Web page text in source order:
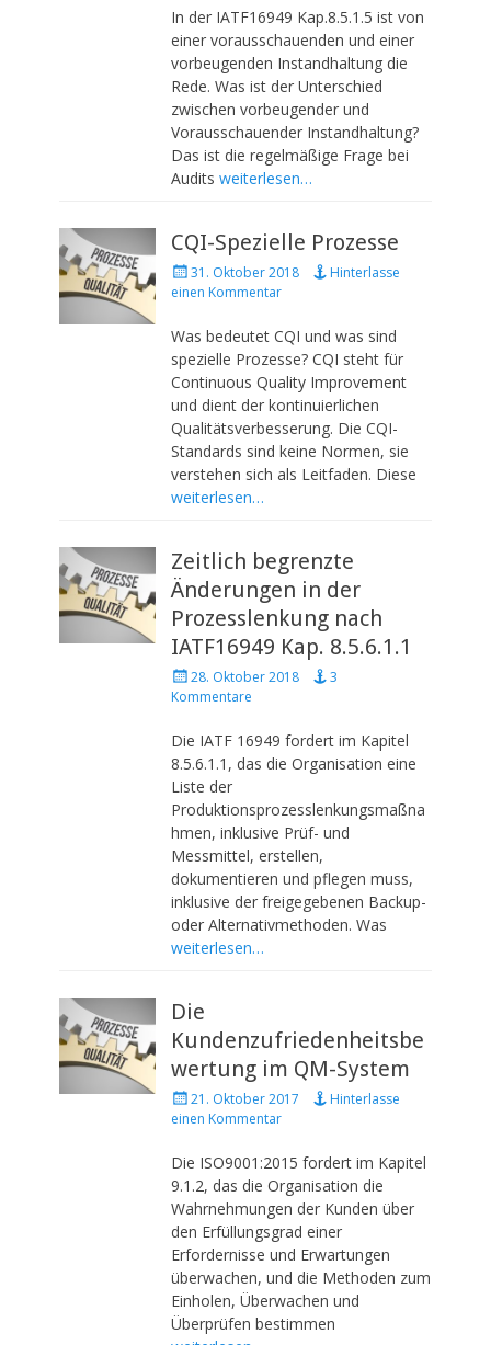
t
d
o
n
In der IATF16949 Kap.8.5.1.5 ist von
einer vorausschauenden und einer
vorbeugenden Instandhaltung die
Rede. Was ist der Unterschied
zwischen vorbeugender und
Vorausschauender Instandhaltung?
Das ist die regelmäßige Frage bei
Audits weiterlesen…
CQI-Spezielle Prozesse
P
o
t
d
o
n
31. Oktober 2018
Hinterlasse
einen Kommentar
Was bedeutet CQI und was sind
spezielle Prozesse? CQI steht für
Continuous Quality Improvement
und dient der kontinuierlichen
Qualitätsverbesserung. Die CQI-
Standards sind keine Normen, sie
verstehen sich als Leitfaden. Diese
weiterlesen…
Zeitlich begrenzte
Änderungen in der
Prozesslenkung nach
IATF16949 Kap. 8.5.6.1.1
P
o
t
e
d
o
n
28. Oktober 2018
3
Kommentare
Die IATF 16949 fordert im Kapitel
8.5.6.1.1, das die Organisation eine
Liste der
Produktionsprozesslenkungsmaßna
hmen, inklusive Prüf- und
Messmittel, erstellen,
dokumentieren und pflegen muss,
inklusive der freigegebenen Backup-
oder Alternativmethoden. Was
weiterlesen…
Die
Kundenzufriedenheitsbe
wertung im QM-System
P
o
t
e
d
o
n
21. Oktober 2017
Hinterlasse
einen Kommentar
Die ISO9001:2015 fordert im Kapitel
9.1.2, das die Organisation die
Wahrnehmungen der Kunden über
den Erfüllungsgrad einer
Erfordernisse und Erwartungen
überwachen, und die Methoden zum
Einholen, Überwachen und
Überprüfen bestimmen